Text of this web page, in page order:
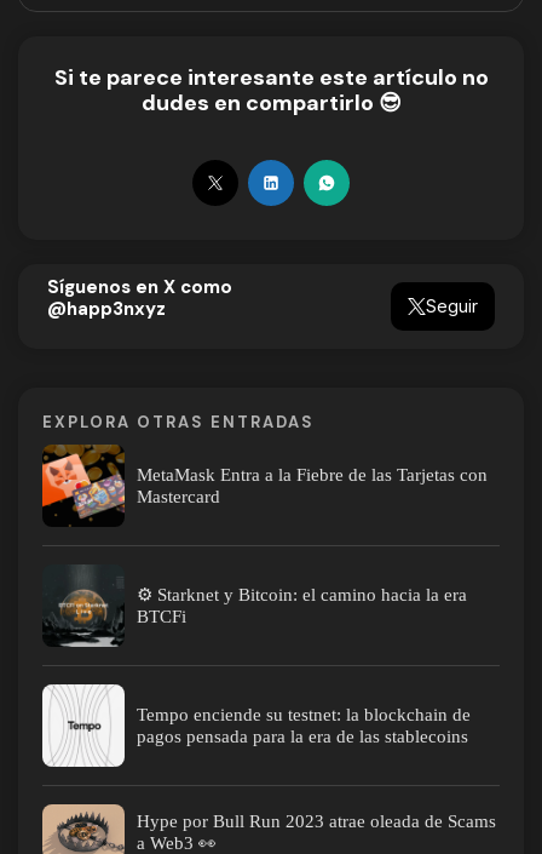
Si te parece interesante este artículo no
dudes en compartirlo 😎
Síguenos en X como
@happ3nxyz
Seguir
EXPLORA OTRAS ENTRADAS
MetaMask Entra a la Fiebre de las Tarjetas con
Mastercard
⚙️ Starknet y Bitcoin: el camino hacia la era
BTCFi
Tempo enciende su testnet: la blockchain de
pagos pensada para la era de las stablecoins
Hype por Bull Run 2023 atrae oleada de Scams
a Web3 👀